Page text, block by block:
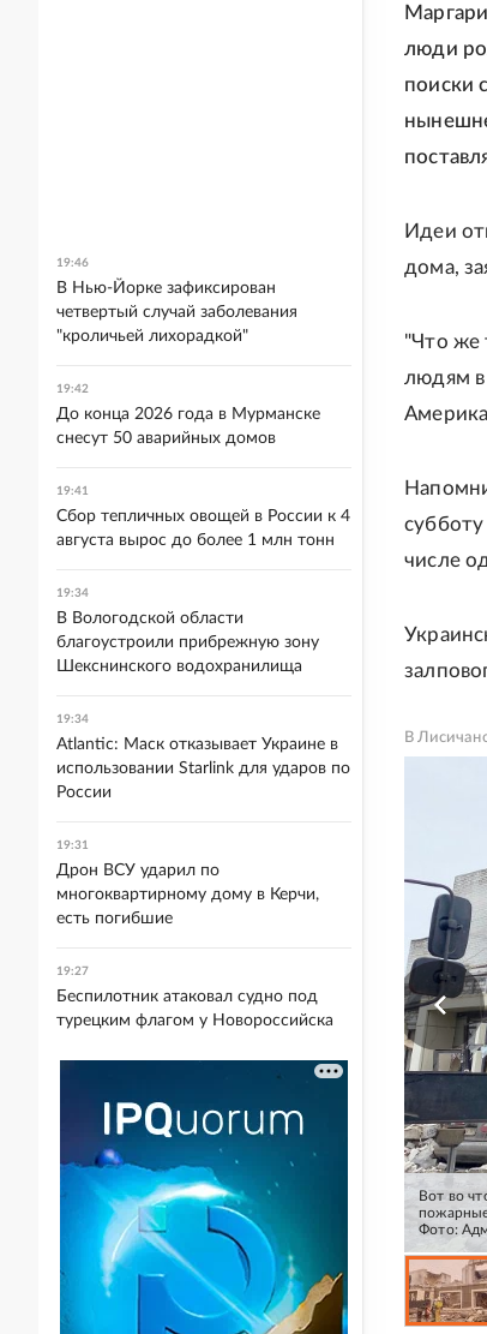
люди
поиски
Идеи
дома,
"Что же
людям в
числе
В
Вот во
Фото:
19:46
В Нью-Йорке зафиксирован
четвертый случай заболевания
"кроличьей лихорадкой"
19:42
До конца 2026 года в Мурманске
снесут 50 аварийных домов
19:41
Сбор тепличных овощей в России к 4
августа вырос до более 1 млн тонн
19:34
В Вологодской области
благоустроили прибрежную зону
Шекснинского водохранилища
19:34
Atlantic: Маск отказывает Украине в
использовании Starlink для ударов по
России
19:31
Дрон ВСУ ударил по
многоквартирному дому в Керчи,
есть погибшие
19:27
Беспилотник атаковал судно под
турецким флагом у Новороссийска